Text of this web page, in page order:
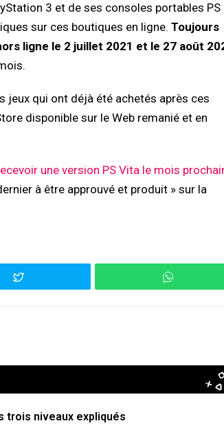
3 et de ses consoles portables PS
sur ces boutiques en ligne. Toujours
ligne le 2 juillet 2021 et le 27 août
jeux qui ont déjà été achetés après ces
disponible sur le Web remanié et en
une version PS Vita le mois
à être approuvé et produit » sur la
trois niveaux expliqués